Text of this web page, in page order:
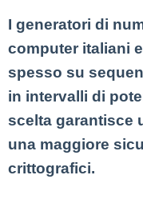
I generatori di
computer italiani
spesso su
in intervalli di
scelta garantisce
una maggiore
crittografici.